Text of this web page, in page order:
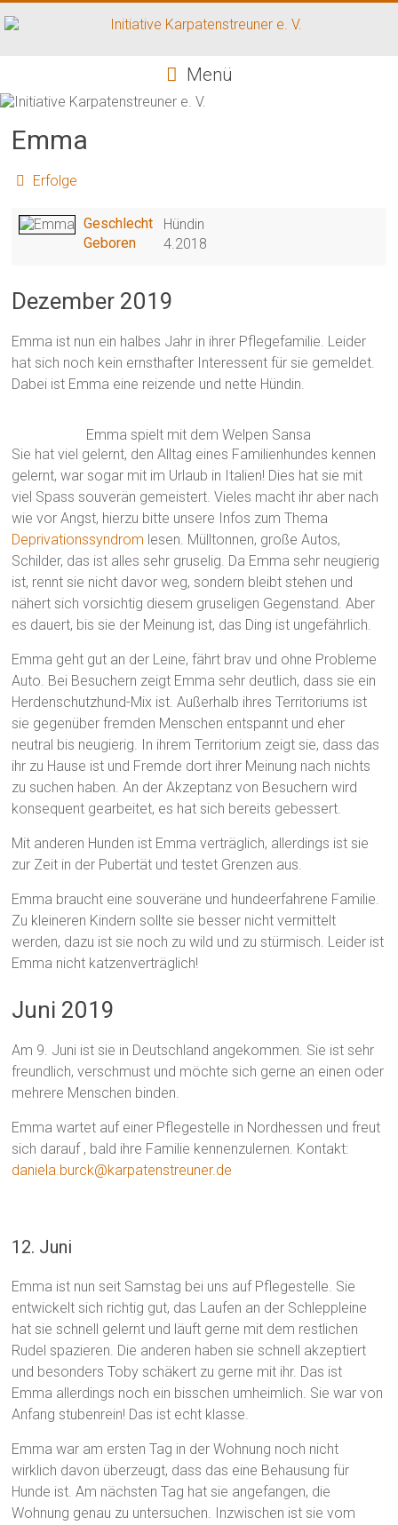
Inhalt
Karpatenstreuner
e.
V.
Hilfe
den
Rumänien
Menü
Emma
Erfolge
Geschlecht
Hündin
Geboren
4.2018
Dezember 2019
Emma ist nun ein halbes Jahr in ihrer Pflegefamilie. Leider
hat sich noch kein ernsthafter Interessent für sie gemeldet.
Dabei ist Emma eine reizende und nette Hündin.
Emma spielt mit dem Welpen Sansa
Sie hat viel gelernt, den Alltag eines Familienhundes kennen
gelernt, war sogar mit im Urlaub in Italien! Dies hat sie mit
viel Spass souverän gemeistert. Vieles macht ihr aber nach
wie vor Angst, hierzu bitte unsere Infos zum Thema
Deprivationssyndrom lesen. Mülltonnen, große Autos,
Schilder, das ist alles sehr gruselig. Da Emma sehr neugierig
ist, rennt sie nicht davor weg, sondern bleibt stehen und
nähert sich vorsichtig diesem gruseligen Gegenstand. Aber
es dauert, bis sie der Meinung ist, das Ding ist ungefährlich.
Emma geht gut an der Leine, fährt brav und ohne Probleme
Auto. Bei Besuchern zeigt Emma sehr deutlich, dass sie ein
Herdenschutzhund-Mix ist. Außerhalb ihres Territoriums ist
sie gegenüber fremden Menschen entspannt und eher
neutral bis neugierig. In ihrem Territorium zeigt sie, dass das
ihr zu Hause ist und Fremde dort ihrer Meinung nach nichts
zu suchen haben. An der Akzeptanz von Besuchern wird
konsequent gearbeitet, es hat sich bereits gebessert.
Mit anderen Hunden ist Emma verträglich, allerdings ist sie
zur Zeit in der Pubertät und testet Grenzen aus.
Emma braucht eine souveräne und hundeerfahrene Familie.
Zu kleineren Kindern sollte sie besser nicht vermittelt
werden, dazu ist sie noch zu wild und zu stürmisch. Leider ist
Emma nicht katzenverträglich!
Juni 2019
Am 9. Juni ist sie in Deutschland angekommen. Sie ist sehr
freundlich, verschmust und möchte sich gerne an einen oder
mehrere Menschen binden.
Emma wartet auf einer Pflegestelle in Nordhessen und freut
sich darauf , bald ihre Familie kennenzulernen. Kontakt:
daniela.burck@karpatenstreuner.de
12. Juni
Emma ist nun seit Samstag bei uns auf Pflegestelle. Sie
entwickelt sich richtig gut, das Laufen an der Schleppleine
hat sie schnell gelernt und läuft gerne mit dem restlichen
Rudel spazieren. Die anderen haben sie schnell akzeptiert
und besonders Toby schäkert zu gerne mit ihr. Das ist
Emma allerdings noch ein bisschen umheimlich. Sie war von
Anfang stubenrein! Das ist echt klasse.
Emma war am ersten Tag in der Wohnung noch nicht
wirklich davon überzeugt, dass das eine Behausung für
Hunde ist. Am nächsten Tag hat sie angefangen, die
Wohnung genau zu untersuchen. Inzwischen ist sie vom